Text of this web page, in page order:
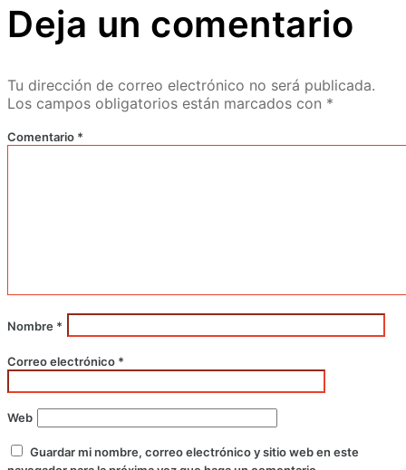
Deja un comentario
Tu dirección de correo electrónico no será publicada.
Los campos obligatorios están marcados con *
Comentario *
Nombre *
Correo electrónico *
Web
Guardar mi nombre, correo electrónico y sitio web en este